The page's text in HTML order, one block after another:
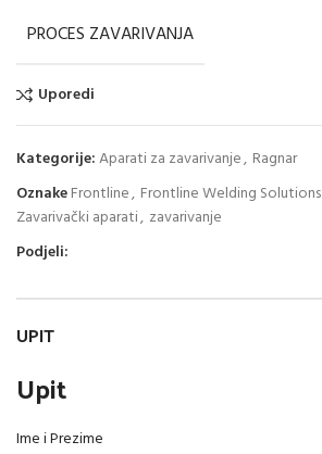
PROCES ZAVARIVANJA
Uporedi
Kategorije:Aparati za zavarivanje, Ragnar
OznakeFrontline, Frontline Welding Solutions
Zavarivački aparati, zavarivanje
Podjeli:
UPIT
Upit
Ime i Prezime